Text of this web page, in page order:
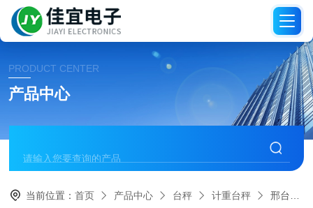
PRODUCT CENTER
产品中心
当前位置：首页 产品中心 台秤 计重台秤 邢台电子称，邢台地磅秤，邢台吊称